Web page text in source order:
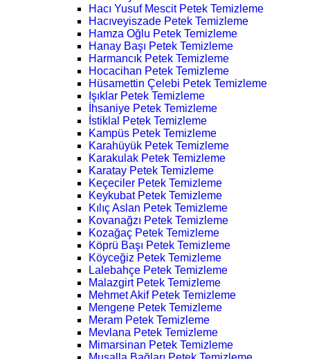
Hacı Yusuf Mescit Petek Temizleme
Hacıveyiszade Petek Temizleme
Hamza Oğlu Petek Temizleme
Hanay Başı Petek Temizleme
Harmancık Petek Temizleme
Hocacihan Petek Temizleme
Hüsamettin Çelebi Petek Temizleme
Işıklar Petek Temizleme
İhsaniye Petek Temizleme
İstiklal Petek Temizleme
Kampüs Petek Temizleme
Karahüyük Petek Temizleme
Karakulak Petek Temizleme
Karatay Petek Temizleme
Keçeciler Petek Temizleme
Keykubat Petek Temizleme
Kılıç Aslan Petek Temizleme
Kovanağzı Petek Temizleme
Kozağaç Petek Temizleme
Köprü Başı Petek Temizleme
Köyceğiz Petek Temizleme
Lalebahçe Petek Temizleme
Malazgirt Petek Temizleme
Mehmet Akif Petek Temizleme
Mengene Petek Temizleme
Meram Petek Temizleme
Mevlana Petek Temizleme
Mimarsinan Petek Temizleme